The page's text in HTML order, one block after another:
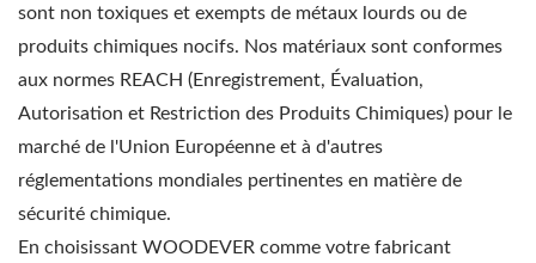
sont non toxiques et exempts de métaux lourds ou de
produits chimiques nocifs. Nos matériaux sont conformes
aux normes REACH (Enregistrement, Évaluation,
Autorisation et Restriction des Produits Chimiques) pour le
marché de l'Union Européenne et à d'autres
réglementations mondiales pertinentes en matière de
sécurité chimique.
En choisissant WOODEVER comme votre fabricant